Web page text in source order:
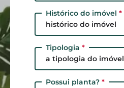
Histórico do imóvel *
histórico do imóvel
Tipologia *
a tipologia do imóvel
Possui planta? *